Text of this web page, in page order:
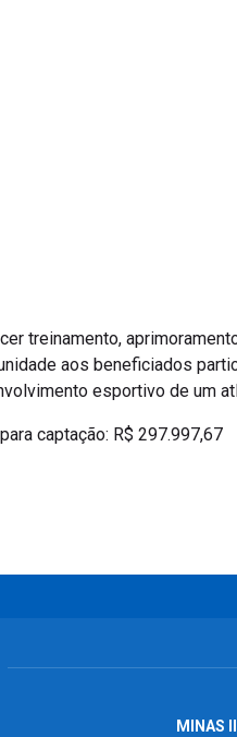
treinamento,
aos beneficiados
esportivo de um
captação: R$ 297.997,67
MINAS II